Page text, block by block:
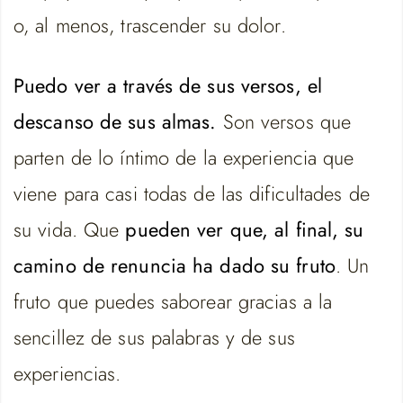
o, al menos, trascender su dolor.
Puedo ver a través de sus versos, el
descanso de sus almas. Son versos que
parten de lo íntimo de la experiencia que
viene para casi todas de las dificultades de
su vida. Que pueden ver que, al final, su
camino de renuncia ha dado su fruto. Un
fruto que puedes saborear gracias a la
sencillez de sus palabras y de sus
experiencias.